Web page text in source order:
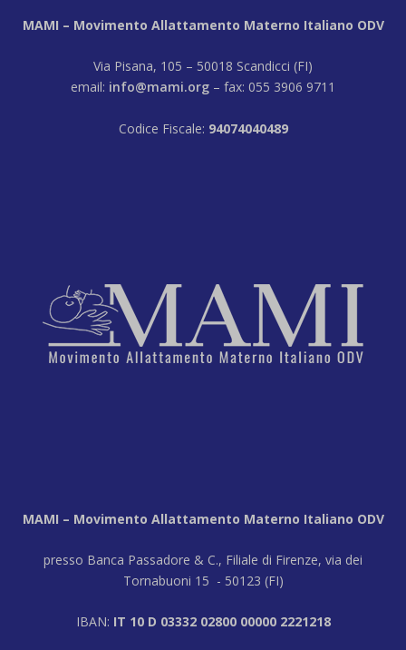
MAMI – Movimento Allattamento Materno Italiano ODV
Via Pisana, 105 – 50018 Scandicci (FI)
email: info@mami.org – fax: 055 3906 9711
Codice Fiscale: 94074040489
MAMI – Movimento Allattamento Materno Italiano ODV
presso Banca Passadore & C., Filiale di Firenze, via dei
Tornabuoni 15 - 50123 (FI)
IBAN: IT 10 D 03332 02800 00000 2221218